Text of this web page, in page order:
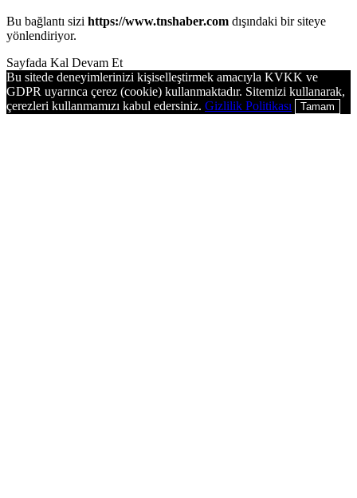
Bu bağlantı sizi https://www.tnshaber.com dışındaki bir siteye
yönlendiriyor.
Sayfada Kal Devam Et
Bu sitede deneyimlerinizi kişiselleştirmek amacıyla KVKK ve
GDPR uyarınca çerez (cookie) kullanmaktadır. Sitemizi kullanarak,
çerezleri kullanmamızı kabul edersiniz. Gizlilik Politikası Tamam